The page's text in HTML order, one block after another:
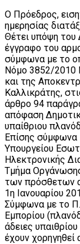
Ο Πρόεδρος,
ημερησίας
Θέτει υπόψη του
έγγραφο του
σύμφωνα με το
Νόμο 3852/2010
και της
Καλλικράτης,
άρθρο 94
απόφαση
υπαίθριου
Επίσης σύμφωνα
Υπουργείου
Ηλεκτρονικής
Τμήμα
των πρόσθετων
1η Ιανουαρίου
Σύμφωνα με το
Εμπορίου
άδειες
έχουν